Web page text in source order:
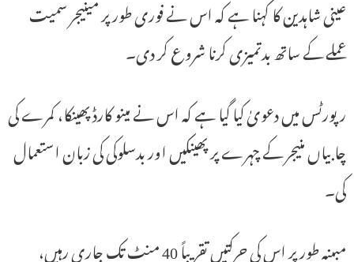
عینی شاہدین کا کہنا ہے کہ اس نے فوری طور پر مینیجر سمیت
عملے کے ساتھ بدتمیزی کرنا شروع کر دی۔
رپورٹس میں دعویٰ کیا گیا ہے کہ اس نے مینو کارڈ پھینکا، کمرے کی
چابیاں منیجر کے چہرے پر پھینکیں اور بدسلوکی کی زبان استعمال
کی۔
مبینہ طور پر اس کی حرکتیں تقریباً 40 منٹ تک جاری رہیں،